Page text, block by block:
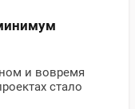
и вовремя
стало